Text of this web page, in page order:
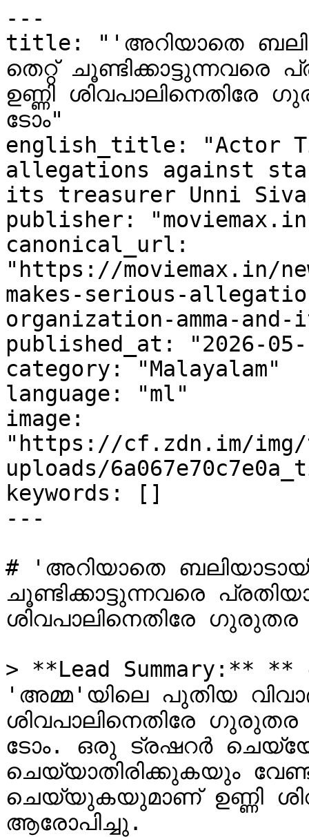
---
title: "'അറിയാതെ
തെറ്റ്
ഉണ്ണി
ടോം"
english_title: "Actor
allegations against
its treasurer Unni
publisher:
canonical_url:
"https://moviemax.in/
makes-serious-
organization-amma-
published_at: "2026-05-
category: "Malayalam"
language: "ml"
image:
"https://cf.zdn.im/img/
uploads/
keywords: []
---
# 'അറിയാതെ
ചൂണ്ടിക്കാട്ടുന്നവരെ
ശിവപാലിനെതിരേ
> **Lead Summary:**
'അമ്മ'യിലെ പുതിയ
ശിവപാലിനെതിരേ
ടോം. ഒരു ട്രഷറർ
ചെയ്യാതിരിക്കുകയും
ചെയ്യുകയുമാണ് ഉണ്ണി
ആരോപിച്ചു.